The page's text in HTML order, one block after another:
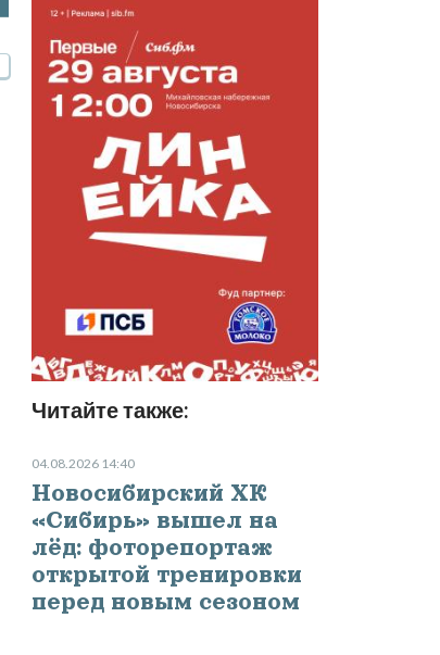
Читайте также:
04.08.2026 14:40
Новосибирский ХК
«Сибирь» вышел на
лёд: фоторепортаж
открытой тренировки
перед новым сезоном